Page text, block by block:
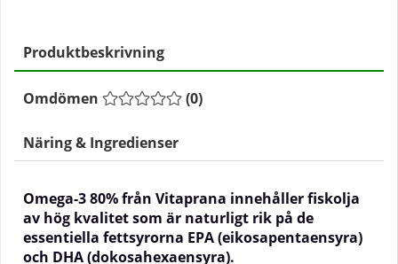
Produktbeskrivning
Omdömen (0)
Näring & Ingredienser
Omega-3 80% från Vitaprana innehåller fiskolja
av hög kvalitet som är naturligt rik på de
essentiella fettsyrorna EPA (eikosapentaensyra)
och DHA (dokosahexaensyra).